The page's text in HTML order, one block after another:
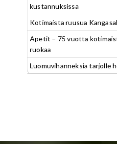
kustannuksissa
Kotimaista ruusua
Apetit – 75 vuotta
ruokaa
Luomuvihanneksia tarjolle